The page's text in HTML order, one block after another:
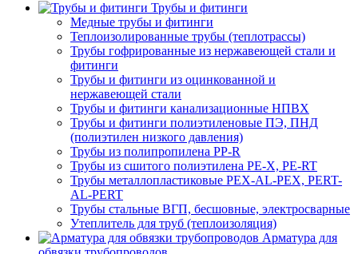
Трубы и фитинги
Медные трубы и фитинги
Теплоизолированные трубы (теплотрассы)
Трубы гофрированные из нержавеющей стали и
фитинги
Трубы и фитинги из оцинкованной и
нержавеющей стали
Трубы и фитинги канализационные НПВХ
Трубы и фитинги полиэтиленовые ПЭ, ПНД
(полиэтилен низкого давления)
Трубы из полипропилена PP-R
Трубы из сшитого полиэтилена PE-X, PE-RT
Трубы металлопластиковые PEX-AL-PEX, PERT-
AL-PERT
Трубы стальные ВГП, бесшовные, электросварные
Утеплитель для труб (теплоизоляция)
Арматура для